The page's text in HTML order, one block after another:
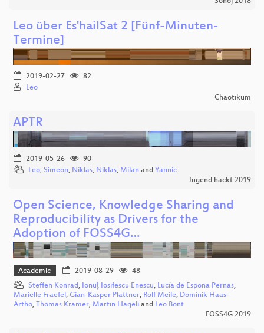
Leo über Es'hailSat 2 [Fünf-Minuten-
Termine]
2019-02-27
82
Leo
Chaotikum
APTR
2019-05-26
90
Leo, Simeon, Niklas, Niklas, Milan and Yannic
Jugend hackt 2019
Open Science, Knowledge Sharing and
Reproducibility as Drivers for the
Adoption of FOSS4G…
Academic 2019-08-29
48
Steffen Konrad, Ionuț Iosifescu Enescu, Lucía de Espona Pernas,
Marielle Fraefel , Gian-Kasper Plattner, Rolf Meile, Dominik Haas-
Artho, Thomas Kramer, Martin Hägeli and Leo Bont
FOSS4G 2019